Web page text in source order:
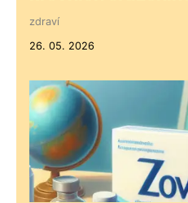
zdraví
26. 05. 2026